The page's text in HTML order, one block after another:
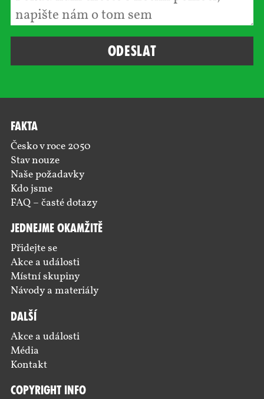
Fakta
Česko v roce 2050
Stav nouze
Naše požadavky
Kdo jsme
FAQ – časté dotazy
Jednejme okamžitě
Přidejte se
Akce a události
Místní skupiny
Návody a materiály
Další
Akce a události
Média
Kontakt
Copyright Info